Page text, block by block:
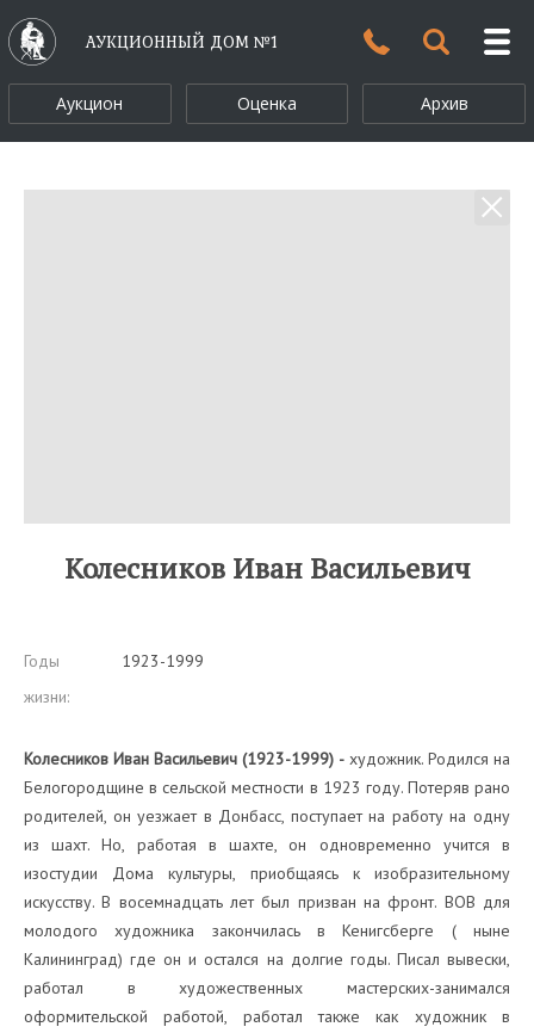
АУКЦИОННЫЙ ДОМ №1
Аукцион Оценка Архив
Колесников Иван Васильевич
Годы
жизни:
1923-1999
Колесников Иван Васильевич (1923-1999) -художник. Родился на
Белогородщине в сельской местности в 1923 году. Потеряв рано
родителей, он уезжает в Донбасс, поступает на работу на одну
из шахт. Но, работая в шахте, он одновременно учится в
изостудии Дома культуры, приобщаясь к изобразительному
искусству. В восемнадцать лет был призван на фронт. ВОВ для
молодого художника закончилась в Кенигсберге ( ныне
Калининград) где он и остался на долгие годы. Писал вывески,
работал в художественных мастерских-занимался
оформительской работой, работал также как художник в